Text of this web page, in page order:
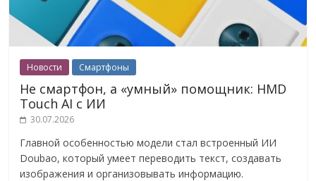
Новости Смартфоны
Не смартфон, а «умный» помощник: HMD
Touch AI с ИИ
30.07.2026
Главной особенностью модели стал встроенный ИИ
Doubao, который умеет переводить текст, создавать
изображения и организовывать информацию.